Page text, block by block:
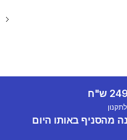
מהסניף באותו היום